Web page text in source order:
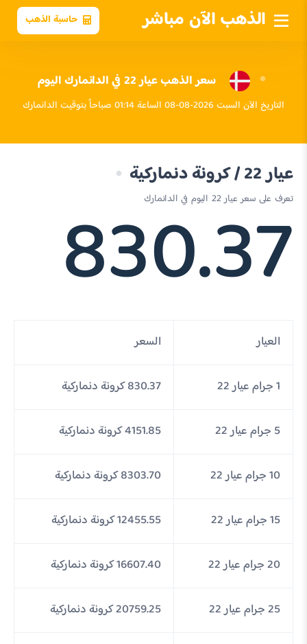
الذهب الآن مباشر حاسبة الذهب
سعر الذهب عيار 22 في الدانمارك اليوم
التاريخ الآن السبت 2026-08-08 الساعة 01:14 صباحاً بتوقيت الدانمارك
عيار 22 / كرونة دنماركية
تعرف على سعر عيار 22 اليوم في الدانمارك
830.37
العيار السعر
1 جرام عيار 22 830.37 كرونة دنماركية
5 جرام عيار 22 4151.85 كرونة دنماركية
10 جرام عيار 22 8303.70 كرونة دنماركية
15 جرام عيار 22 12455.55 كرونة دنماركية
20 جرام عيار 22 16607.40 كرونة دنماركية
25 جرام عيار 22 20759.25 كرونة دنماركية